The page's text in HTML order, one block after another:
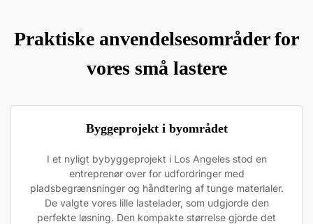
Praktiske anvendelsesområder for
vores små lastere
Byggeprojekt i byområdet
I et nyligt bybyggeprojekt i Los Angeles stod en
entreprenør over for udfordringer med
pladsbegrænsninger og håndtering af tunge materialer.
De valgte vores lille lastelader, som udgjorde den
perfekte løsning. Den kompakte størrelse gjorde det